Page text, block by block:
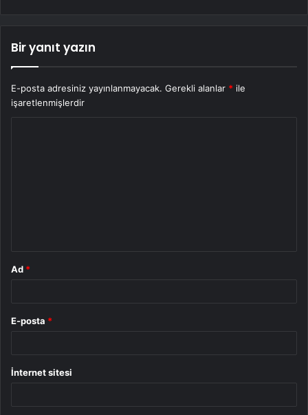
Bir yanıt yazın
E-posta adresiniz yayınlanmayacak. Gerekli alanlar * ile
işaretlenmişlerdir
Ad *
E-posta *
İnternet sitesi